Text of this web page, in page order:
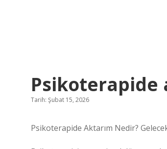
Psikoterapide
Tarih: Şubat 15, 2026
Psikoterapide Aktarım Nedir?